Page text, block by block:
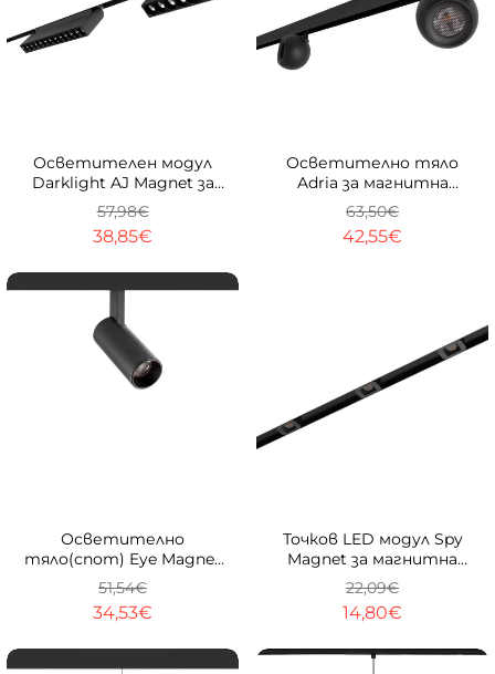
Осветителен модул
Darklight AJ Magnet за
магнитна система 23
mm trimless
38,85€
57,98€
Осветително тяло
Adria за магнитна
система 23mm
ОМ(открит монтаж)
42,55€
63,50€
Осветително
тяло(спот) Eye Magnet
за магнитна система
23mm
34,53€
51,54€
Точков LED модул Spy
Magnet за магнитна
шина 23 mm
14,80€
22,09€